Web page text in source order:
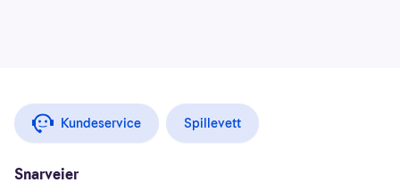
Kundeservice Spillevett
Snarveier